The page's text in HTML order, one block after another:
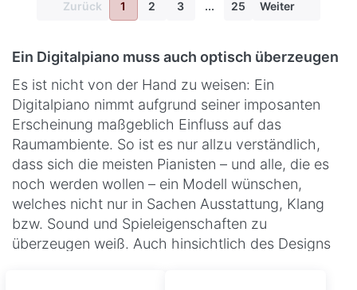
Zurück 1 2 3 ... 25 Weiter
Ein Digitalpiano muss auch optisch überzeugen
Es ist nicht von der Hand zu weisen: Ein
Digitalpiano nimmt aufgrund seiner imposanten
Erscheinung maßgeblich Einfluss auf das
Raumambiente. So ist es nur allzu verständlich,
dass sich die meisten Pianisten – und alle, die es
noch werden wollen – ein Modell wünschen,
welches nicht nur in Sachen Ausstattung, Klang
bzw. Sound und Spieleigenschaften zu
überzeugen weiß. Auch hinsichtlich des Designs